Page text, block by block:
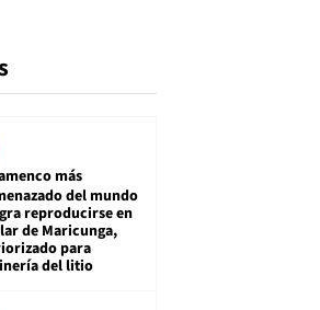
más
del mundo
reproducirse en
de Maricunga,
para
del litio